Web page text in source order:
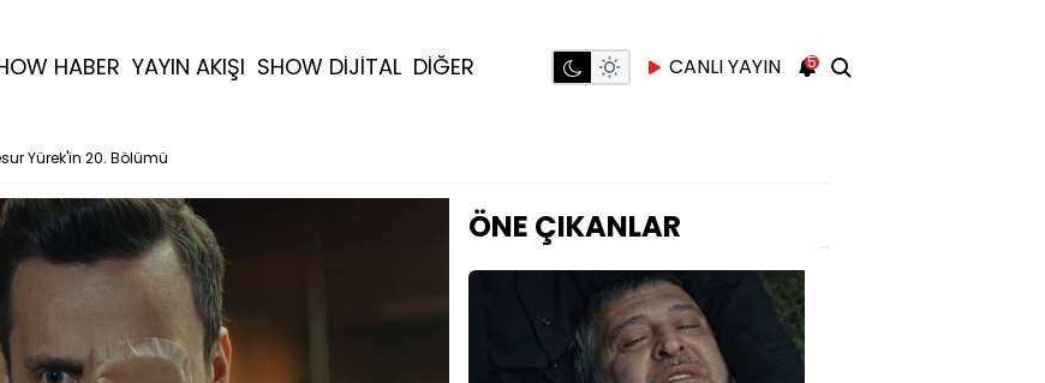
HABER YAYIN AKIŞI SHOW DİJİTAL DİĞER CANLI YAYIN 5
Yürek'in 20. Bölümü
ÖNE ÇIKANLAR